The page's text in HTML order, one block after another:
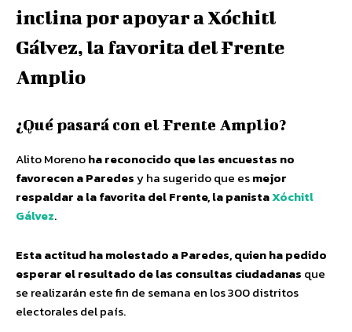
inclina por apoyar a Xóchitl
Gálvez, la favorita del Frente
Amplio
¿Qué pasará con el Frente Amplio?
Alito Morenoha reconocido que las encuestas no
favorecen a Paredesy ha sugerido que esmejor
respaldar a la favorita del Frente, la panistaXóchitl
Gálvez.
Esta actitud ha molestado a Paredes, quien ha pedido
esperar el resultado de las consultas ciudadanas que
se realizarán este fin de semana en los 300 distritos
electorales del país.